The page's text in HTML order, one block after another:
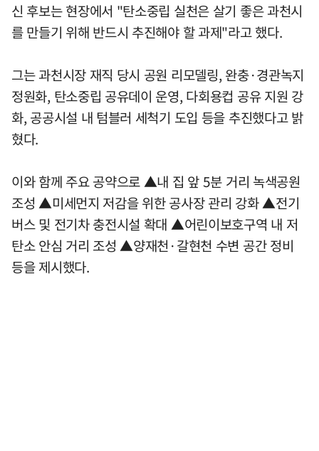
신 후보는 현장에서 "탄소중립 실천은 살기 좋은 과천시
를 만들기 위해 반드시 추진해야 할 과제"라고 했다.
그는 과천시장 재직 당시 공원 리모델링, 완충·경관녹지
정원화, 탄소중립 공유데이 운영, 다회용컵 공유 지원 강
화, 공공시설 내 텀블러 세척기 도입 등을 추진했다고 밝
혔다.
이와 함께 주요 공약으로 ▲내 집 앞 5분 거리 녹색공원
조성 ▲미세먼지 저감을 위한 공사장 관리 강화 ▲전기
버스 및 전기차 충전시설 확대 ▲어린이보호구역 내 저
탄소 안심 거리 조성 ▲양재천·갈현천 수변 공간 정비
등을 제시했다.